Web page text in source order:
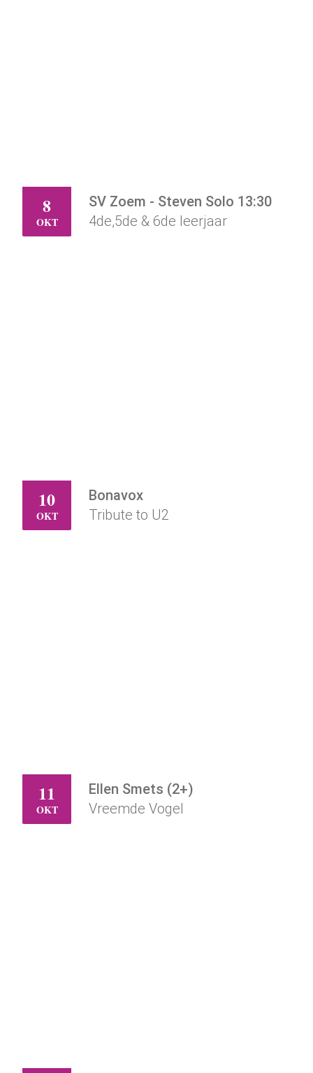
DO
8
OKT
SV Zoem - Steven Solo 13:30
4de,5de & 6de leerjaar
ZA
10
OKT
Bonavox
Tribute to U2
ZO
11
OKT
Ellen Smets (2+)
Vreemde Vogel